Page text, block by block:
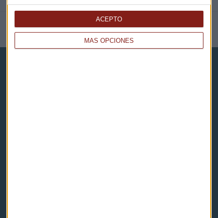
MÁS OPCIONES
ACEPTO
NOTICIAS RELACIONADAS